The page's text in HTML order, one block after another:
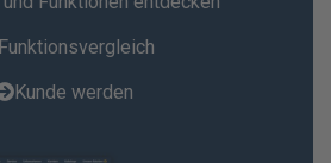
Funktionsvergleich
Kunde werden